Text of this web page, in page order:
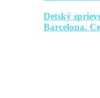
Detský
Barcelona.